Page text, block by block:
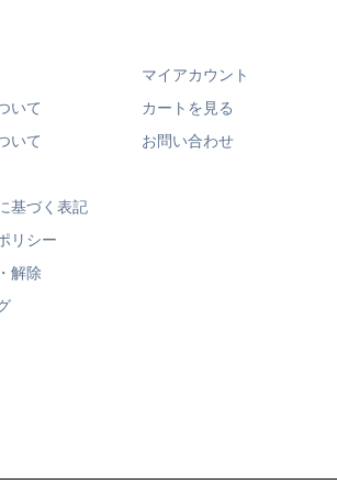
いて
いて
基づく表記
リシー
解除
マイアカウント
カートを見る
お問い合わせ